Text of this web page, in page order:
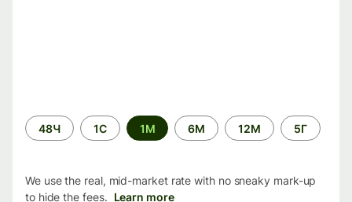
Time
period
48Ч 1С 1М 6М 12М 5Г
We use the real, mid-market rate with no sneaky mark-up
to hide the fees. Learn more